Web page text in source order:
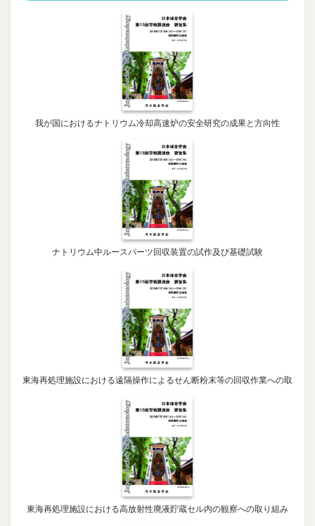
我が国におけるナトリウム冷却高速炉の安全研究の成果と方向性
ナトリウム中ルースパーツ回収装置の試作及び基礎試験
東海再処理施設における遠隔操作によるせん断粉末等の回収作業への取
東海再処理施設における高放射性廃液貯蔵セル内の観察への取り組み